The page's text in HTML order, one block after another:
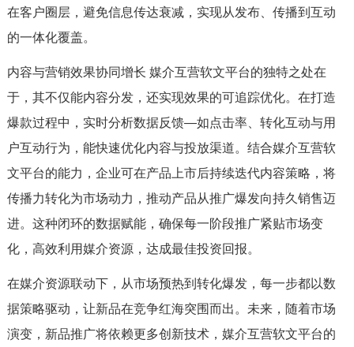
在客户圈层，避免信息传达衰减，实现从发布、传播到互动
的一体化覆盖。
内容与营销效果协同增长 媒介互营软文平台的独特之处在
于，其不仅能内容分发，还实现效果的可追踪优化。在打造
爆款过程中，实时分析数据反馈—如点击率、转化互动与用
户互动行为，能快速优化内容与投放渠道。结合媒介互营软
文平台的能力，企业可在产品上市后持续迭代内容策略，将
传播力转化为市场动力，推动产品从推广爆发向持久销售迈
进。这种闭环的数据赋能，确保每一阶段推广紧贴市场变
化，高效利用媒介资源，达成最佳投资回报。
在媒介资源联动下，从市场预热到转化爆发，每一步都以数
据策略驱动，让新品在竞争红海突围而出。未来，随着市场
演变，新品推广将依赖更多创新技术，媒介互营软文平台的